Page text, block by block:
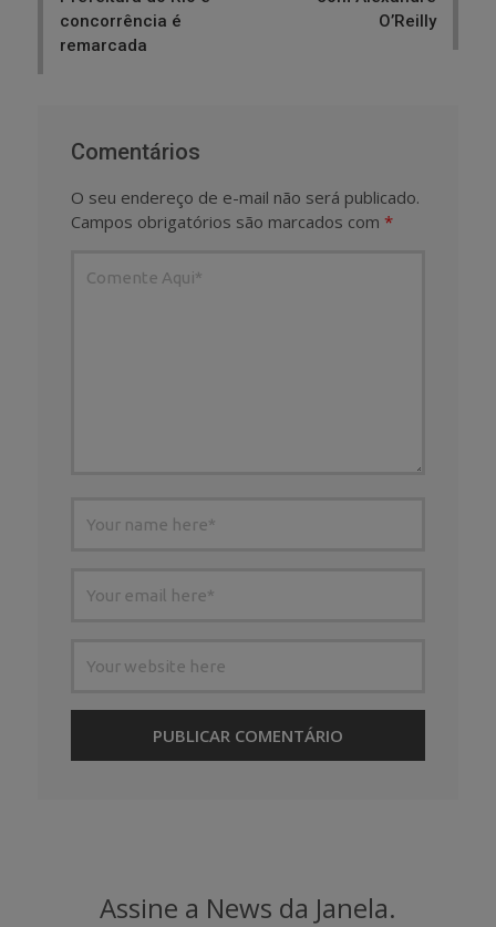
concorrência é
remarcada
O’Reilly
Comentários
O seu endereço de e-mail não será publicado.
Campos obrigatórios são marcados com *
Assine a News da Janela.